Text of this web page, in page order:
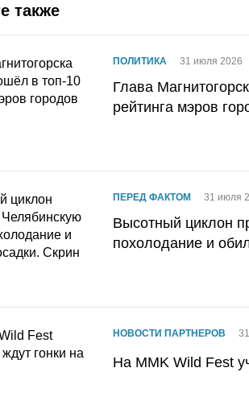
также
ПОЛИТИКА 31 июля 2026
Глава
рейтинга мэров
ПЕРЕД ФАКТОМ 31 июля
Высотный циклон
похолодание и
НОВОСТИ ПАРТНЕРОВ
На MMK Wild Fest